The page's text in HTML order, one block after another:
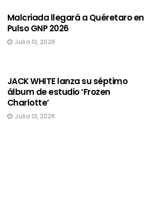
Malcriada llegará a Quéretaro en
Pulso GNP 2026
Julio 13, 2026
JACK WHITE lanza su séptimo
álbum de estudio ‘Frozen
Charlotte’
Julio 13, 2026